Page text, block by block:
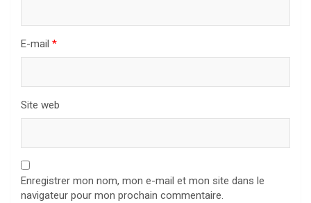
E-mail *
Site web
Enregistrer mon nom, mon e-mail et mon site dans le
navigateur pour mon prochain commentaire.